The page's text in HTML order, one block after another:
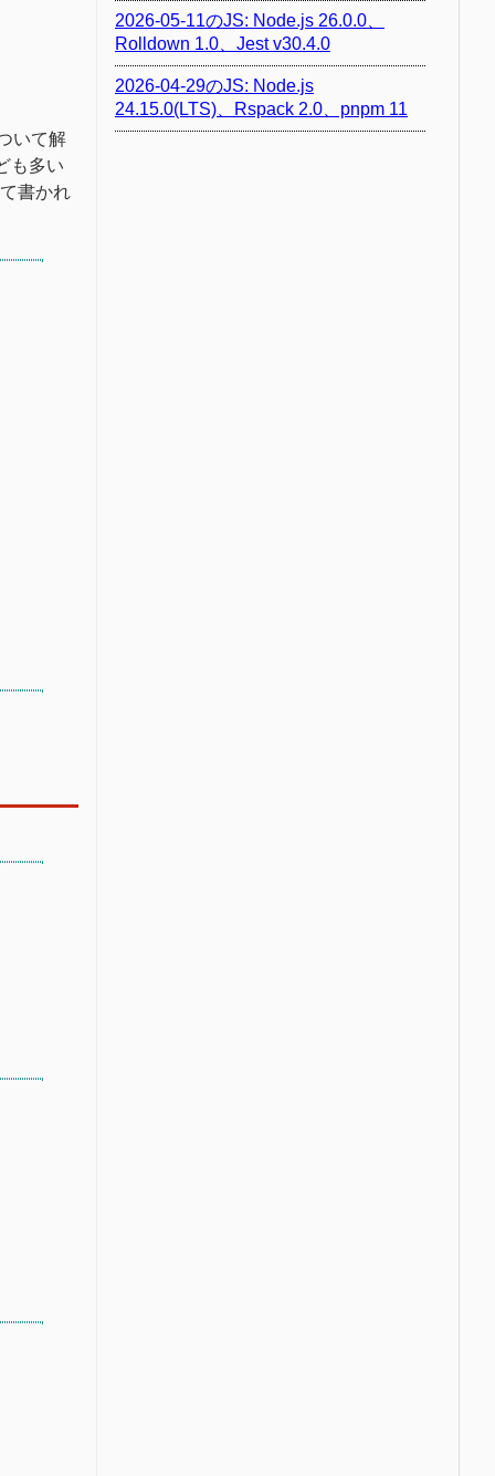
いて解
も多い
書かれ
2026-05-11のJS: Node.js 26.0.0、
Rolldown 1.0、Jest v30.4.0
2026-04-29のJS: Node.js
24.15.0(LTS)、Rspack 2.0、pnpm 11